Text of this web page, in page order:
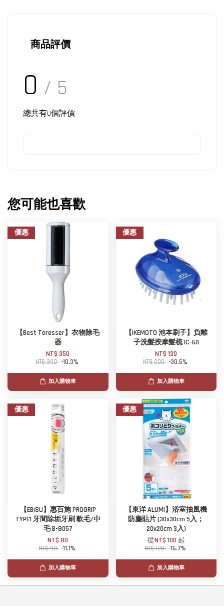
商品評價
0 / 5
總共有0個評價
您可能也喜歡
優惠
【Best Toresser】衣物除毛
器
NT$ 350
NT$ 390 -10.3%
加入購物車
優惠
【IKEMOTO 池本刷子】負離
子洗髮按摩髮梳 IC-60
NT$ 139
NT$ 200 -30.5%
加入購物車
優惠
【EBiSU】惠百施 PROGRIP
TYPE1 牙間除垢牙刷 軟毛/中
毛 B-8057
NT$ 80
NT$ 90 -11.1%
加入購物車
優惠
【東洋 ALUMI】浴室抽風機
防塵貼片 (30x30cm 5入；
20x20cm 3入)
從NT$ 100 起
NT$ 120 -16.7%
加入購物車